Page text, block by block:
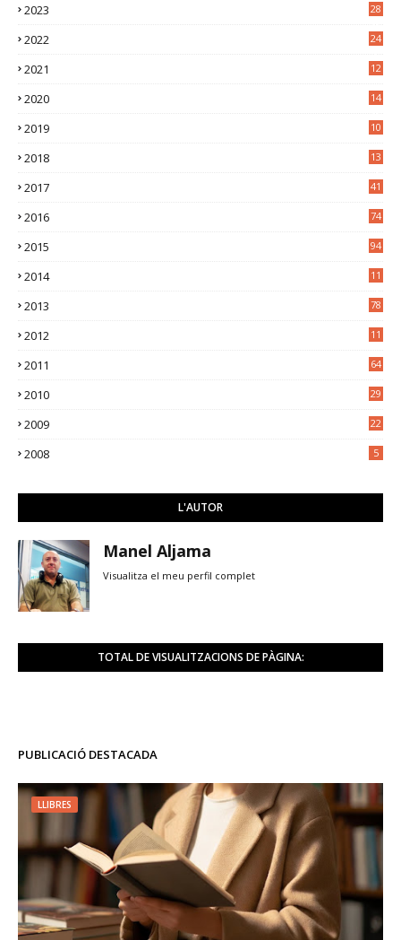
2023
28
2022
24
2021
12
2020
14
2019
10
2018
13
2017 41
2016 74
2015 94
2014
11
2013 78
2012
11
2011 64
2010 29
2009 22
2008 5
L'AUTOR
Manel Aljama
Visualitza el meu perfil complet
TOTAL DE VISUALITZACIONS DE PÀGINA:
PUBLICACIÓ DESTACADA
LLIBRES